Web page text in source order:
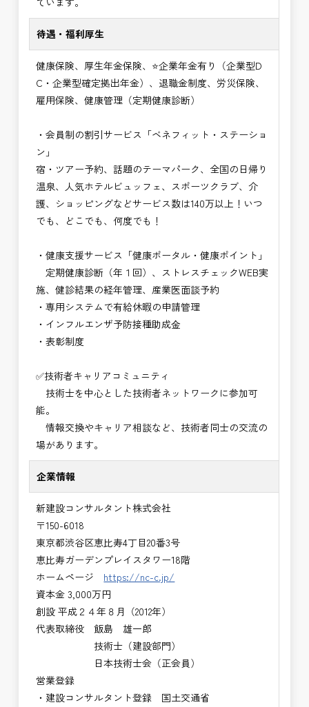
待遇・福利厚生
健康保険、厚生年金保険、⭐企業年金有り（企業型D
C・企業型確定拠出年金）、退職金制度、労災保険、
雇用保険、健康管理（定期健康診断）
・会員制の割引サービス「ベネフィット・ステーショ
ン」
宿・ツアー予約、話題のテーマパーク、全国の日帰り
温泉、人気ホテルビュッフェ、スポーツクラブ、介
護、ショッピングなどサービス数は140万以上！いつ
でも、どこでも、何度でも！
・健康支援サービス「健康ポータル・健康ポイント」
定期健康診断（年１回）、ストレスチェックWEB実
施、健診結果の経年管理、産業医面談予約
・専用システムで有給休暇の申請管理
・インフルエンザ予防接種助成⾦
・表彰制度
✅技術者キャリアコミュニティ
技術士を中心とした技術者ネットワークに参加可
能。
情報交換やキャリア相談など、技術者同士の交流の
場があります。
企業情報
新建設コンサルタント株式会社
〒150-6018
東京都渋谷区恵比寿4丁目20番3号
恵比寿ガーデンプレイスタワー18階
ホームページ https://nc-c.jp/
資本金 3,000万円
創設 平成２４年８月（2012年）
代表取締役 飯島 雄一郎
技術士（建設部門）
日本技術士会（正会員）
営業登録
・建設コンサルタント登録 国土交通省